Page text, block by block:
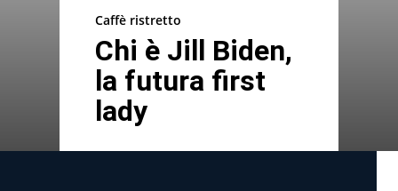
Caffè ristretto
Chi è Jill Biden,
la futura first
lady